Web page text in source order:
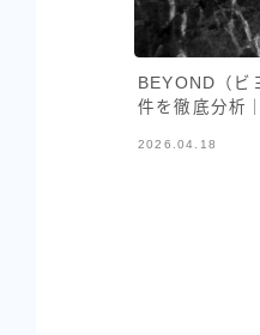
BEYOND（ビ
件を徹底分析
2026.04.18